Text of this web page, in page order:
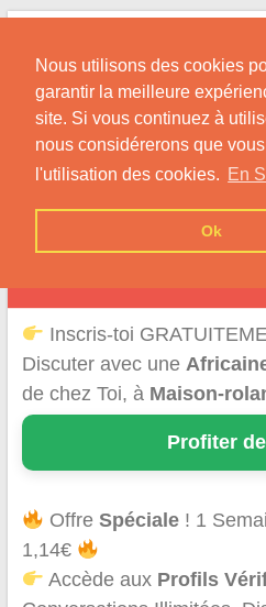
Nous utilisons des cookies
garantir la meilleure
site. Si vous continuez à
nous considérerons que
l'utilisation des cookies. En
Ok
Skip
content
Conseils et Infos pour la
Africaine !
Inscris-toi
Discuter avec une
de chez Toi, à Maison-
Profiter
OffreSpéciale ! 1
1,14€
Accède aux Profils